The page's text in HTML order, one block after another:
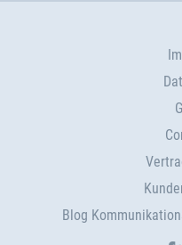
Blog